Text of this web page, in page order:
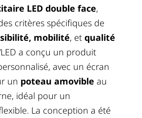
LED double face,
critères spécifiques de
mobilité, et qualité
a conçu un produit
avec un écran
un poteau amovible au
idéal pour un
La conception a été